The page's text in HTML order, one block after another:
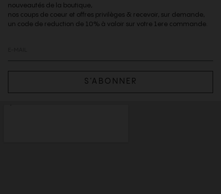
nouveautés de la boutique,
nos coups de coeur et offres privilèges & recevoir, sur demande,
un code de reduction de 10% à valoir sur votre 1ere commande.
S’ABONNER